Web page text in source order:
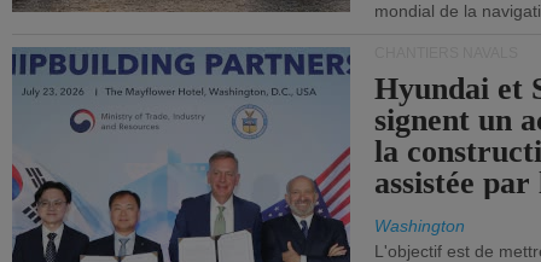
mondial de la
Hyundai et
signent un
la
assistée
Washington
L'objectif est de